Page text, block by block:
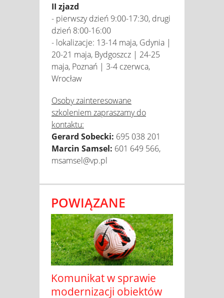
II zjazd
- pierwszy dzień 9:00-17:30, drugi
dzień 8:00-16:00
- lokalizacje: 13-14 maja, Gdynia |
20-21 maja, Bydgoszcz | 24-25
maja, Poznań | 3-4 czerwca,
Wrocław
Osoby zainteresowane
szkoleniem zapraszamy do
kontaktu:
Gerard Sobecki: 695 038 201
Marcin Samsel: 601 649 566,
msamsel@vp.pl
POWIĄZANE
Komunikat w sprawie
modernizacji obiektów